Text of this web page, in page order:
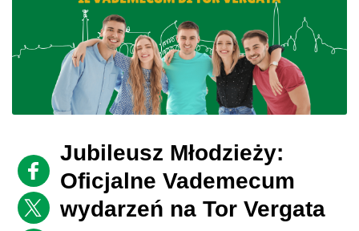
Jubileusz Młodzieży:
Oficjalne Vademecum
wydarzeń na Tor Vergata